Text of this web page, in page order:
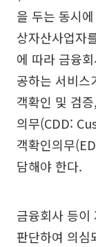
을 두는 동시
상자산사업자
에 따라 금융
공하는 서비스
객확인 및 검
의무(CDD:
객확인의무
담해야 한다.
금융회사 등이
판단하여 의심